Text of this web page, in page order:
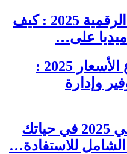
الصحة النفسية الرقمية 2025 : كيف
على…
الاقتصاد وارتفاع الأسعار 2025 :
وإدارة
الذكاء الاصطناعي 2025 في حياتك
الشامل للاستفادة…